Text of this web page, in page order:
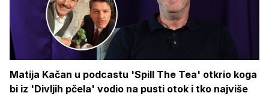
Matija Kačan u podcastu 'Spill The Tea' otkrio koga
bi iz 'Divljih pčela' vodio na pusti otok i tko najviše